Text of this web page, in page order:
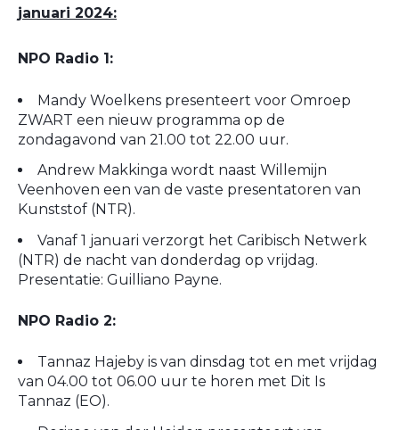
januari 2024:
NPO Radio 1:
Mandy Woelkens presenteert voor Omroep
ZWART een nieuw programma op de
zondagavond van 21.00 tot 22.00 uur.
Andrew Makkinga wordt naast Willemijn
Veenhoven een van de vaste presentatoren van
Kunststof (NTR).
Vanaf 1 januari verzorgt het Caribisch Netwerk
(NTR) de nacht van donderdag op vrijdag.
Presentatie: Guilliano Payne.
NPO Radio 2:
Tannaz Hajeby is van dinsdag tot en met vrijdag
van 04.00 tot 06.00 uur te horen met Dit Is
Tannaz (EO).